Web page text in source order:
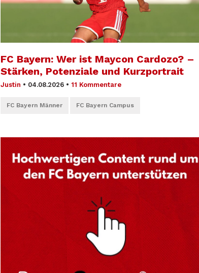
FC Bayern: Wer ist Maycon Cardozo? –
Stärken, Potenziale und Kurzportrait
Justin • 04.08.2026 • 11 Kommentare
FC Bayern Männer FC Bayern Campus